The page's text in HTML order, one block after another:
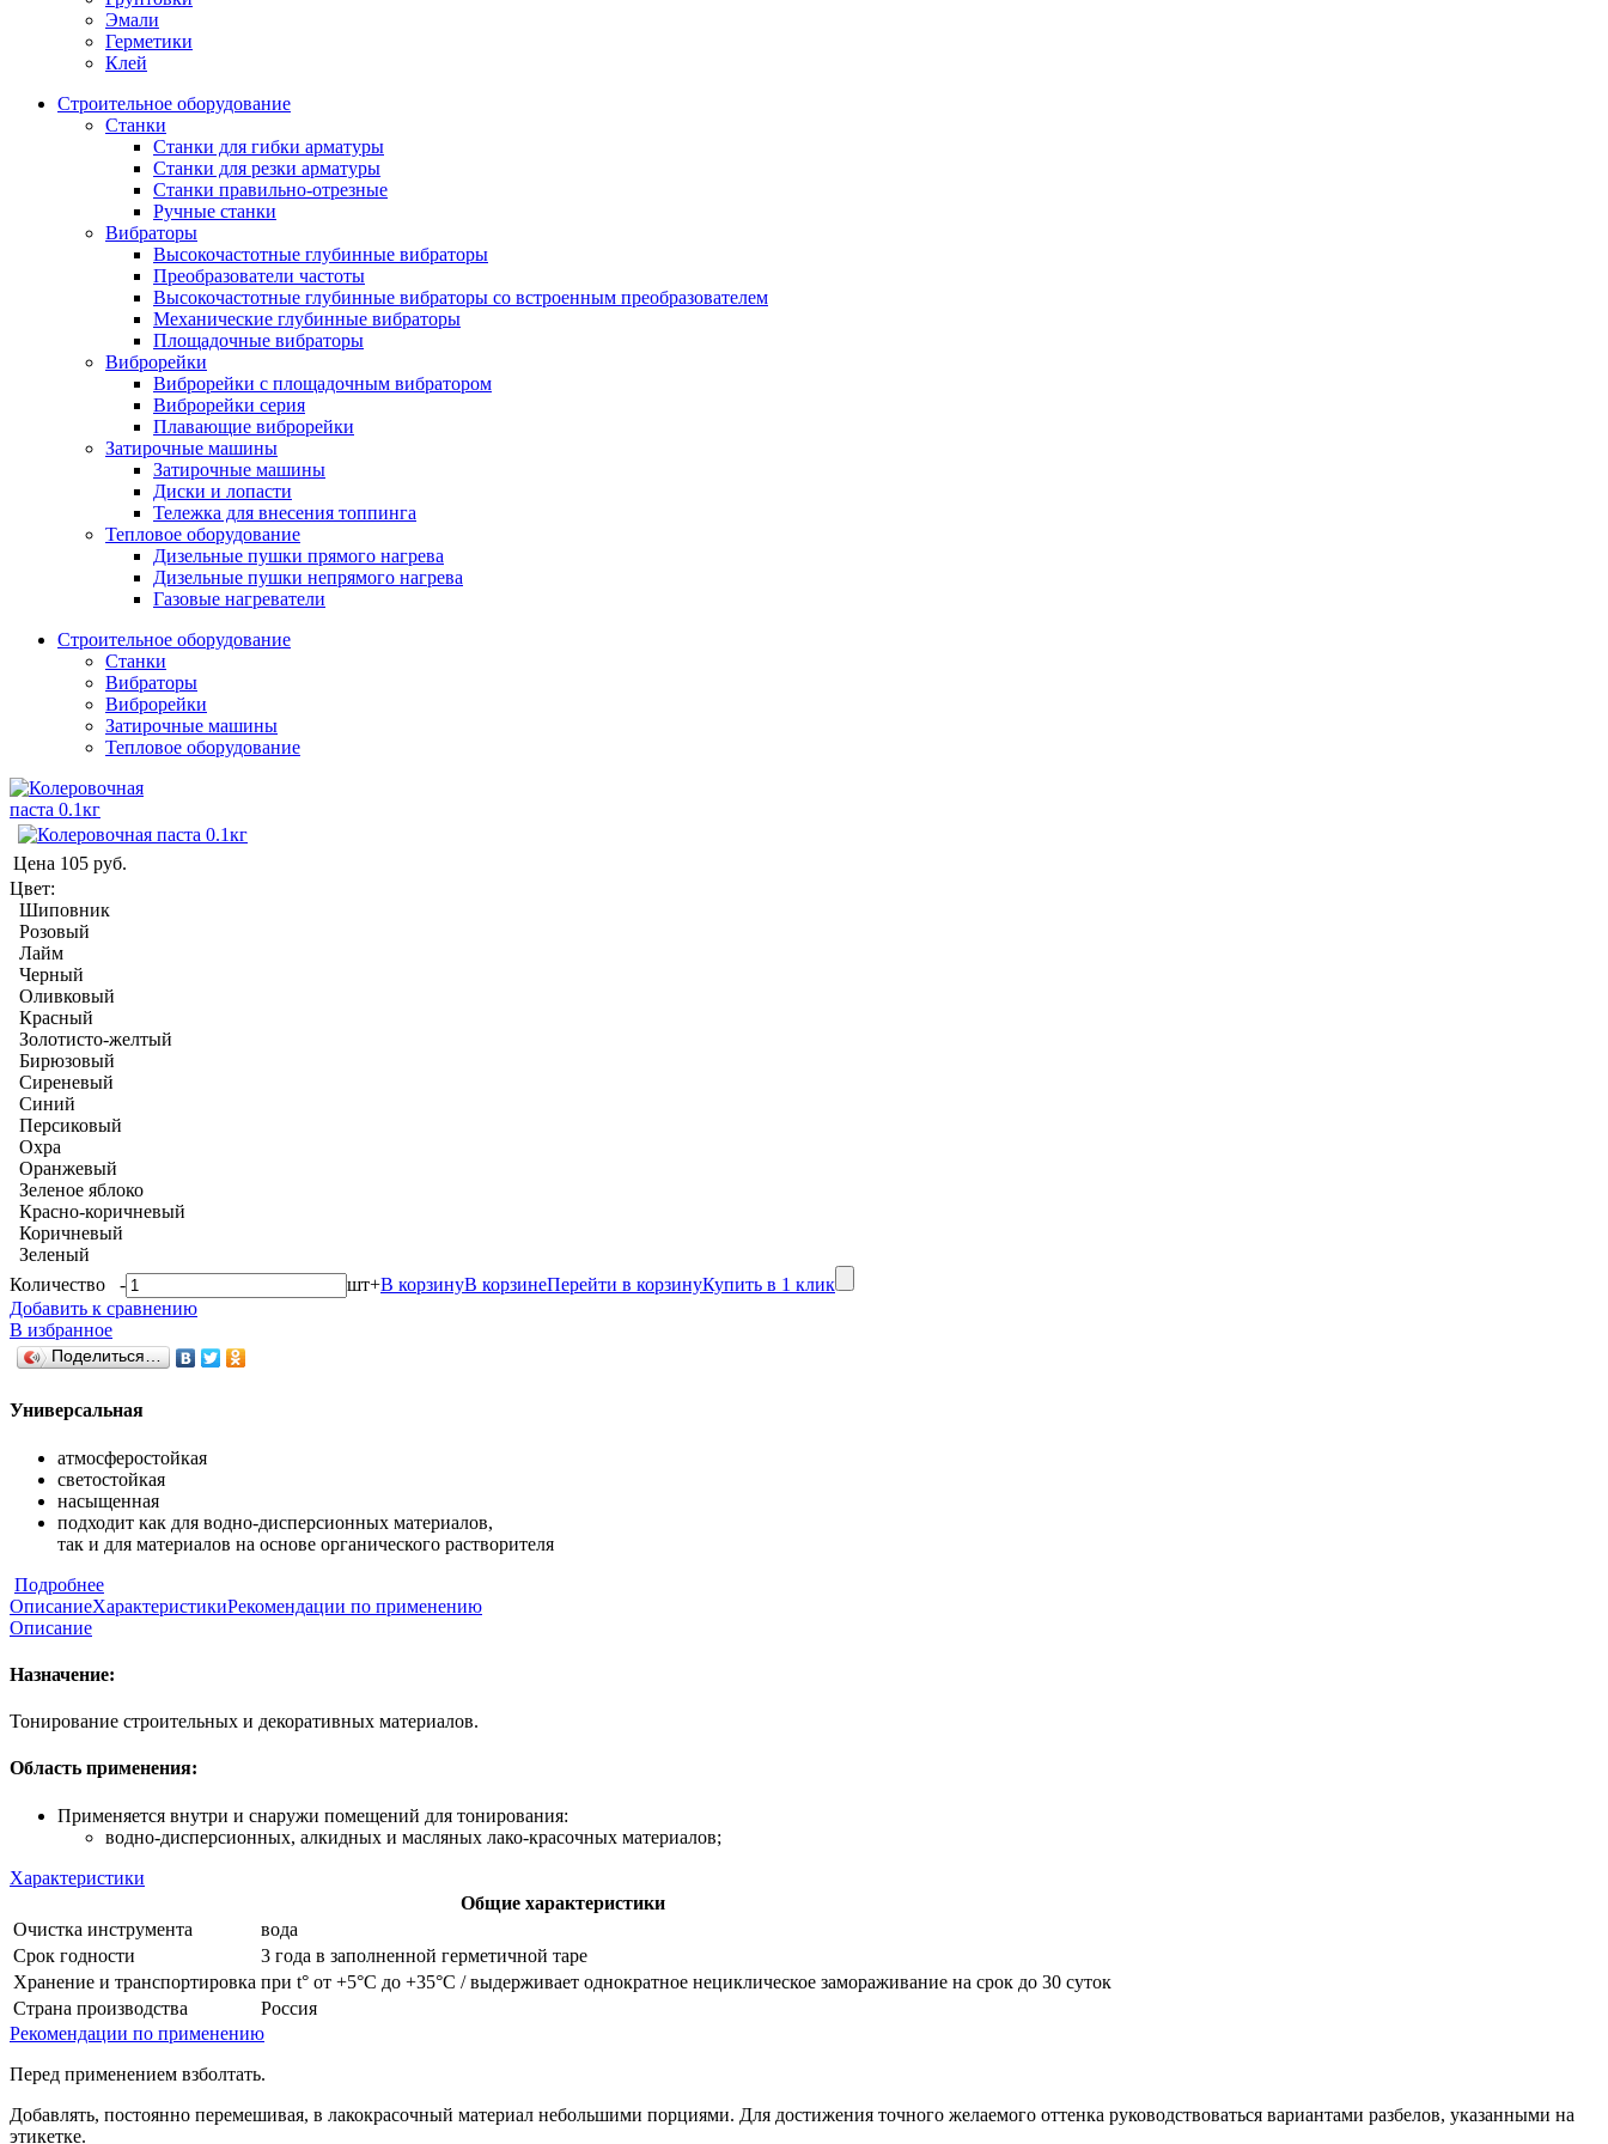
Эмали
Герметики
Клей
Строительное оборудование
Станки
Станки для гибки арматуры
Станки для резки арматуры
Станки правильно-отрезные
Ручные станки
Вибраторы
Высокочастотные глубинные вибраторы
Преобразователи частоты
Высокочастотные глубинные вибраторы со встроенным преобразователем
Механические глубинные вибраторы
Площадочные вибраторы
Виброрейки
Виброрейки с площадочным вибратором
Виброрейки серия
Плавающие виброрейки
Затирочные машины
Затирочные машины
Диски и лопасти
Тележка для внесения топпинга
Тепловое оборудование
Дизельные пушки прямого нагрева
Дизельные пушки непрямого нагрева
Газовые нагреватели
Строительное оборудование
Станки
Вибраторы
Виброрейки
Затирочные машины
Тепловое оборудование
Цена 105 руб.
Цвет:
Шиповник
Розовый
Лайм
Черный
Оливковый
Красный
Золотисто-желтый
Бирюзовый
Сиреневый
Синий
Персиковый
Охра
Оранжевый
Зеленое яблоко
Красно-коричневый
Коричневый
Зеленый
Количество - шт+В корзинуВ корзинеПерейти в корзинуКупить в 1 клик
Добавить к сравнению
В избранное
Поделиться…
Универсальная
атмосферостойкая
светостойкая
насыщенная
подходит как для водно-дисперсионных материалов,
так и для материалов на основе органического растворителя
Подробнее
ОписаниеХарактеристикиРекомендации по применению
Описание
Назначение:
Тонирование строительных и декоративных материалов.
Область применения:
Применяется внутри и снаружи помещений для тонирования:
водно-дисперсионных, алкидных и масляных лако-красочных материалов;
Характеристики
Общие характеристики
Очистка инструмента
вода
Срок годности
3 года в заполненной герметичной таре
Хранение и транспортировка при t° от +5°С до +35°С / выдерживает однократное нециклическое замораживание на срок до 30 суток
Страна производства
Россия
Рекомендации по применению
Перед применением взболтать.
Добавлять, постоянно перемешивая, в лакокрасочный материал небольшими порциями. Для достижения точного желаемого оттенка руководствоваться вариантами разбелов, указанными на
этикетке.